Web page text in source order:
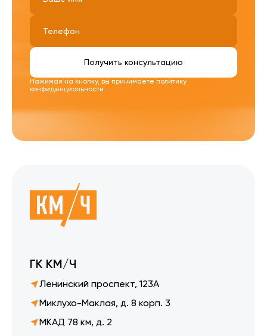
Нажимая на кнопку, вы принимаете политику
конфиденциальности
Получить консультацию
ГК КМ/Ч
Ленинский проспект, 123А
Миклухо-Маклая, д. 8 корп. 3
МКАД 78 км, д. 2